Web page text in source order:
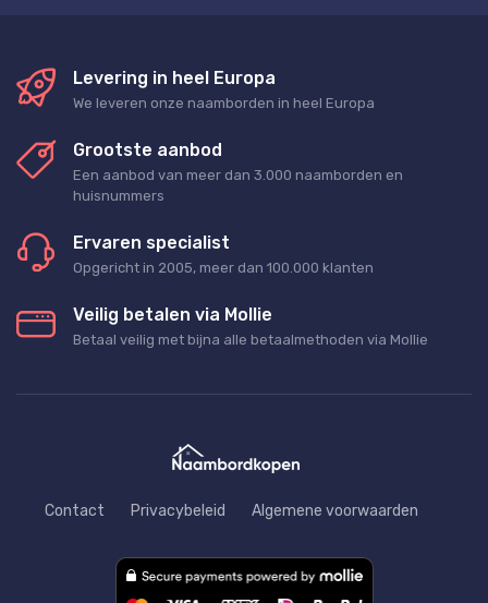
Levering in heel Europa
We leveren onze naamborden in heel Europa
Grootste aanbod
Een aanbod van meer dan 3.000 naamborden en
huisnummers
Ervaren specialist
Opgericht in 2005, meer dan 100.000 klanten
Veilig betalen via Mollie
Betaal veilig met bijna alle betaalmethoden via Mollie
Contact Privacybeleid Algemene voorwaarden